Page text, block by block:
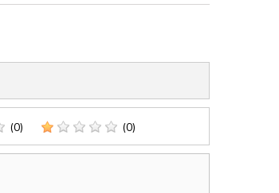
(0) (0)